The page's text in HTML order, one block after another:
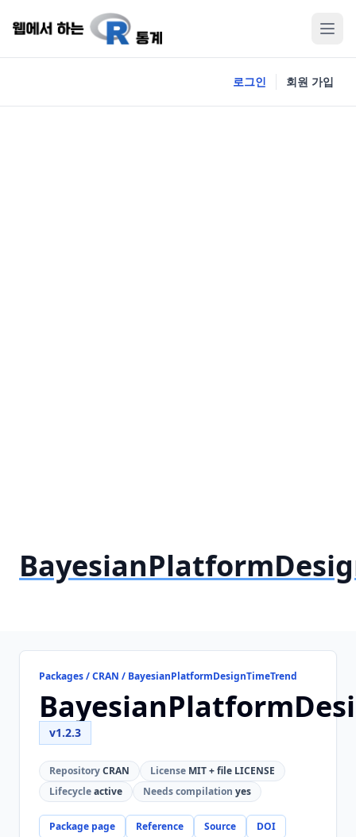
로그인 회원 가입
Packages / CRAN / BayesianPlatformDesignTimeTrend
v1.2.3
RepositoryCRAN License MIT + file LICENSE
Lifecycleactive Needs compilation yes
Package page Reference Source
DOI